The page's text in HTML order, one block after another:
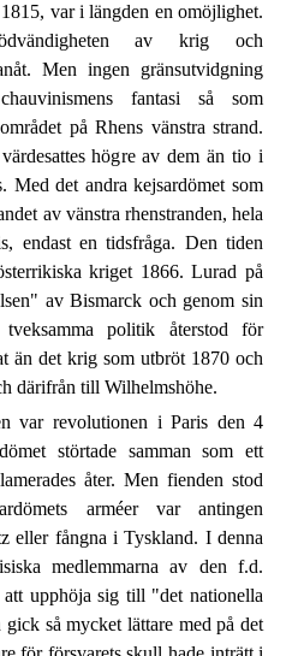
var i längden en omöjlighet.
av krig och
Men ingen gränsutvidgning
fantasi så som
på Rhens vänstra strand.
högre av dem än tio i
Med det andra kejsardömet som
av vänstra rhenstranden, hela
endast en tidsfråga. Den tiden
kriget 1866. Lurad på
av Bismarck och genom sin
politik återstod för
än det krig som utbröt 1870 och
därifrån till Wilhelmshöhe.
var revolutionen i Paris den 4
störtade samman som ett
åter. Men fienden stod
arméer var antingen
eller fångna i Tyskland. I denna
medlemmarna av den f.d.
att upphöja sig till "det nationella
så mycket lättare med på det